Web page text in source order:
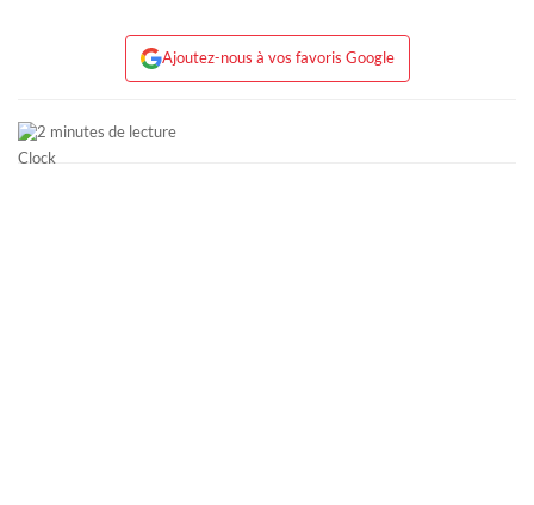
Ajoutez-nous à vos favoris Google
2 minutes de lecture